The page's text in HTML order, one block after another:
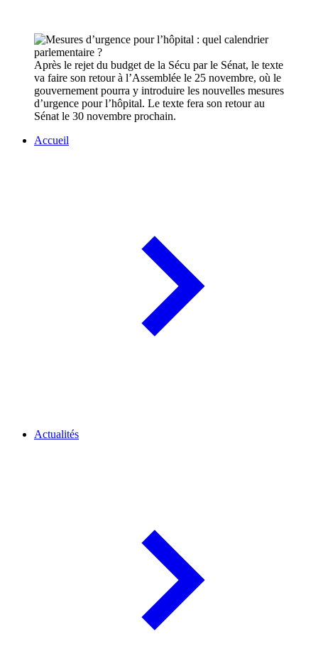
Après le rejet du budget de la Sécu par le Sénat, le texte
va faire son retour à l’Assemblée le 25 novembre, où le
gouvernement pourra y introduire les nouvelles mesures
d’urgence pour l’hôpital. Le texte fera son retour au
Sénat le 30 novembre prochain.
Accueil
Actualités